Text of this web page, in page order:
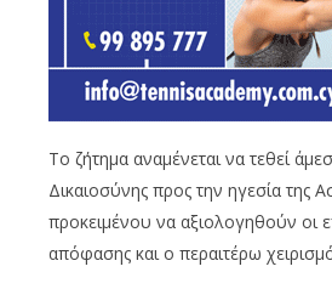
Το ζήτημα αναμένεται να τεθεί
Δικαιοσύνης προς την ηγεσία της
προκειμένου να αξιολογηθούν οι
απόφασης και ο περαιτέρω